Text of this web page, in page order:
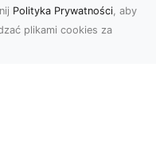
Polityka Prywatności, aby
plikami cookies za